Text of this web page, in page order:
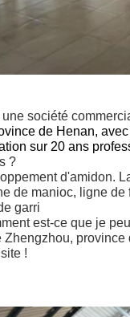
société
de Henan,
sur 20 ans
?
d'amidon.
de manioc, ligne
garri
est-ce que je
Zhengzhou, province
!